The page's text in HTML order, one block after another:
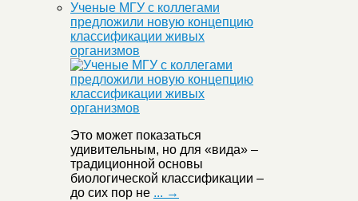
Ученые МГУ с коллегами
предложили новую концепцию
классификации живых
организмов
Это может показаться
удивительным, но для «вида» –
традиционной основы
биологической классификации –
до сих пор не ... →